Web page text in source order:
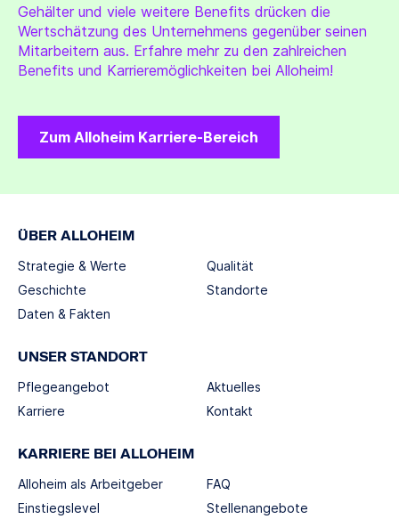
Gehälter und viele weitere Benefits drücken die
Wertschätzung des Unternehmens gegenüber seinen
Mitarbeitern aus. Erfahre mehr zu den zahlreichen
Benefits und Karrieremöglichkeiten bei Alloheim!
Zum Alloheim Karriere-Bereich
ÜBER ALLOHEIM
Strategie & Werte
Geschichte
Daten & Fakten
Qualität
Standorte
UNSER STANDORT
Pflegeangebot
Karriere
Aktuelles
Kontakt
KARRIERE BEI ALLOHEIM
Alloheim als Arbeitgeber
Einstiegslevel
FAQ
Stellenangebote